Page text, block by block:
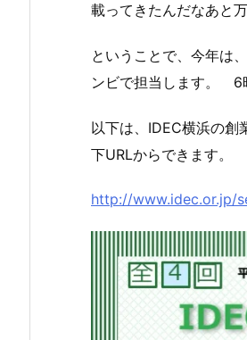
載ってきたんだなあと
ということで、今年は
ンビで担当します。 6
以下は、IDEC横浜の創
下URLからできます。
http://www.idec.or.jp/